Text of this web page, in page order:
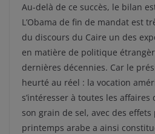
Au-delà de ce succès, le bilan
L’Obama de fin de mandat est
du discours du Caire un des
en matière de politique
dernières décennies. Car le
heurté au réel : la vocation
s’intéresser à toutes les
son grain de sel, avec des
printemps arabe a ainsi